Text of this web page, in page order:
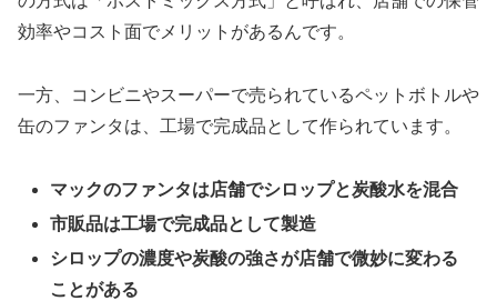
効率やコスト面でメリットがあるんです。
一方、コンビニやスーパーで売られているペットボトルや
缶のファンタは、工場で完成品として作られています。
マックのファンタは店舗でシロップと炭酸水を混合
市販品は工場で完成品として製造
シロップの濃度や炭酸の強さが店舗で微妙に変わる
ことがある